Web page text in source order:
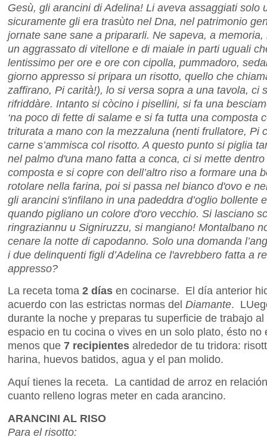
Gesù, gli arancini di Adelina! Li aveva assaggiati solo
sicuramente gli era trasùto nel Dna, nel patrimonio
jornate sane sane a pripararli. Ne sapeva, a
un aggrassato di vitellone e di maiale in parti uguali
lentissimo per ore e ore con cipolla, pummadoro,
giorno appresso si pripara un risotto, quello che
zaffirano, Pi carità!), lo si versa sopra a una tavola, ci
rifriddàre. Intanto si còcino i pisellini, si fa una
‘na poco di fette di salame e si fa tutta una composta
triturata a mano con la mezzaluna (nenti frullatore, Pi
carne s’ammisca col risotto. A questo punto si piglia
nel palmo d'una mano fatta a conca, ci si mette
composta e si copre con dell’altro riso a formare una
rotolare nella farina, poi si passa nel bianco d'ovo e
gli arancini s'infilano in una padeddra d’oglio bollente
quando pigliano un colore d'oro vecchio. Si lasciano
ringraziannu u Signiruzzu, si mangiano! Montalbano
cenare la notte di capodanno. Solo una domanda
i due delinquenti figli d’Adelina ce l'avrebbero fatta a
appresso?
La receta toma 2 días en cocinarse. El día anterior
acuerdo con las estrictas normas del Diamante.
durante la noche y preparas tu superficie de trabajo
espacio en tu cocina o vives en un solo plato, ésto
menos que 7 recipientes alrededor de tu tridora:
harina, huevos batidos, agua y el pan molido.
Aquí tienes la receta. La cantidad de arroz en
cuanto relleno logras meter en cada arancino.
ARANCINI AL RISO
Para el risotto: